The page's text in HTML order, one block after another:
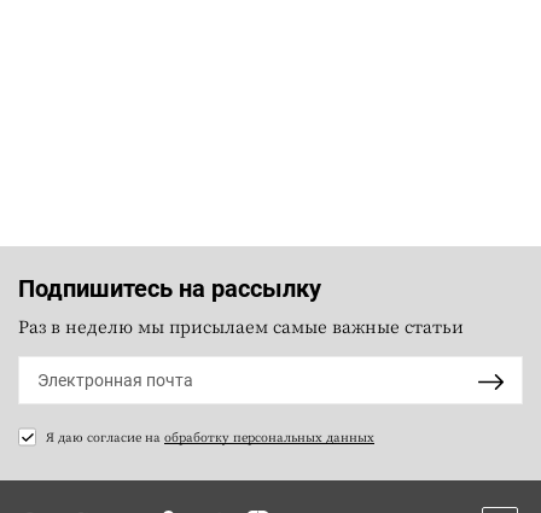
Подпишитесь на рассылку
Раз в неделю мы присылаем самые важные статьи
Я даю согласие на обработку персональных данных